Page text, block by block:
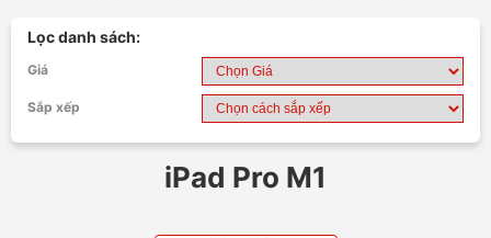
Lọc danh sách:
Giá
Sắp xếp
iPad Pro M1